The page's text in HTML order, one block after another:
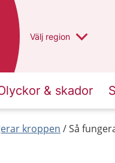
Du har valt region
Välj en annan
region
& skador
kroppen Så